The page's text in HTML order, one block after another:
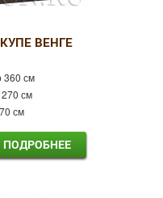
ВЕНГЕ
360 см
см
см
ПОДРОБНЕЕ